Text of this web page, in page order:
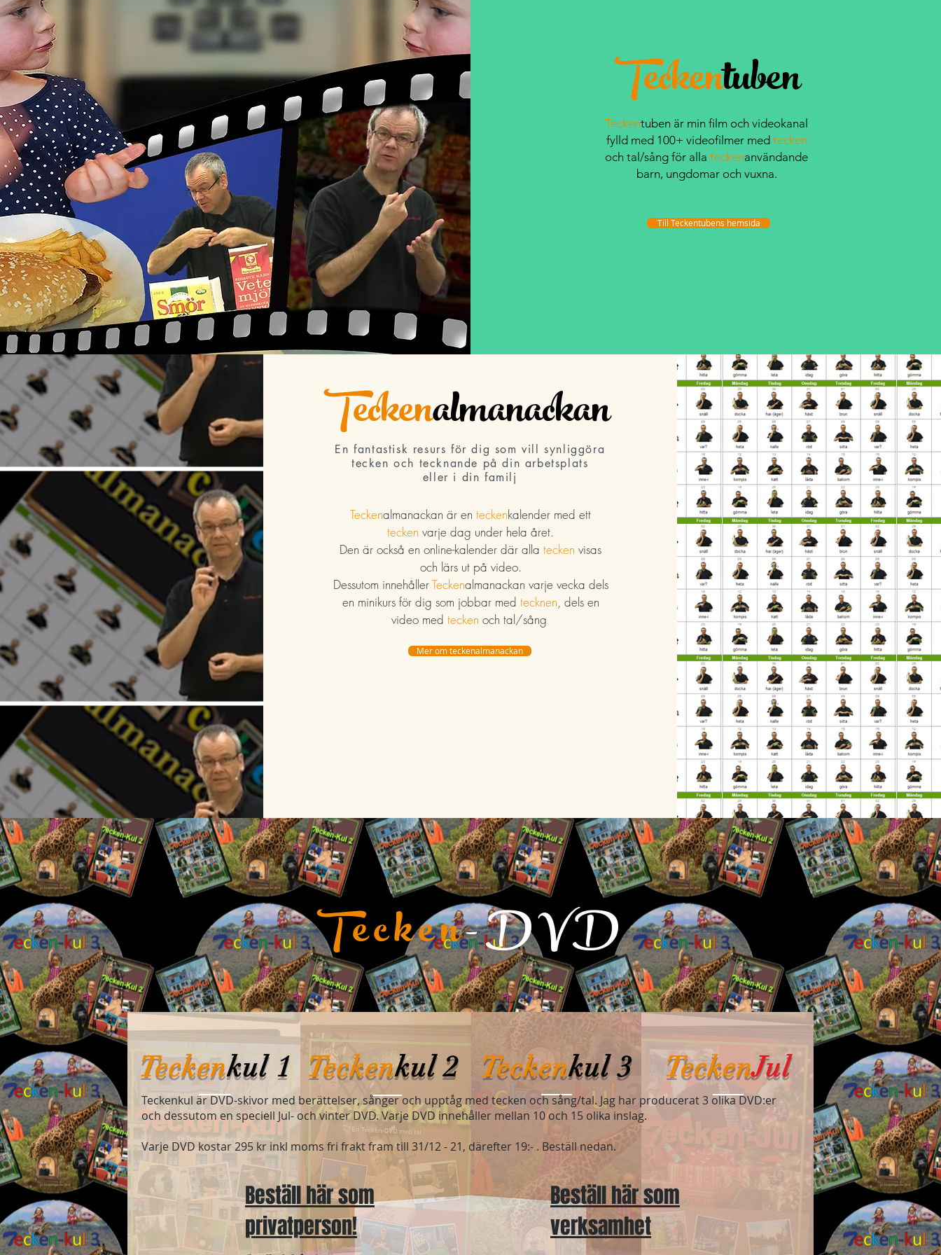
Teckentuben
Teckentuben är min film och videokanal
fylld med 100+ videofilmer med tecken
och tal/sång för alla teckenanvändande
barn, ungdomar och vuxna.
Till Teckentubens hemsida
Teckenalmanackan
En fantastisk resurs för dig som vill synliggöra
tecken och tecknande på din arbetsplats
eller i din familj
Teckenalmanackan är enteckenkalender med ett
teckenvarje dag under hela året.
Den är också en online-kalender där allateckenvisas
och lärs ut på video.
Dessutom innehållerTeckenalmanackan varje vecka dels
en minikurs för dig som jobbar med tecknen, dels en
video med tecken och tal/sång
Mer om teckenalmanackan
Tecken-DVD
Teckenkul 1 Teckenkul 3 TeckenJul
Teckenkul 2
Beställ här som
privatperson!
Teckenkul är DVD-skivor med berättelser, sånger och upptåg med tecken och sång/tal. Jag har producerat 3 olika DVD:er
och dessutom en speciell Jul- och vinter DVD. Varje DVD innehåller mellan 10 och 15 olika inslag.
Varje DVD kostar 295 kr inkl moms fri frakt fram till 31/12 - 21, därefter 19:- . Beställ nedan.
Beställ här som
verksamhet